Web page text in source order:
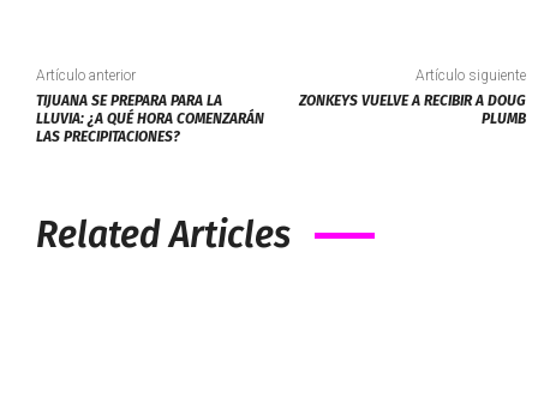
Artículo anterior
TIJUANA SE PREPARA PARA LA
LLUVIA: ¿A QUÉ HORA COMENZARÁN
LAS PRECIPITACIONES?
Artículo siguiente
ZONKEYS VUELVE A RECIBIR A DOUG
PLUMB
Related Articles